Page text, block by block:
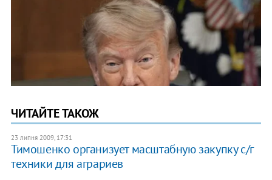
ЧИТАЙТЕ ТАКОЖ
23 липня 2009, 17:31
Тимошенко организует масштабную закупку с/г
техники для аграриев